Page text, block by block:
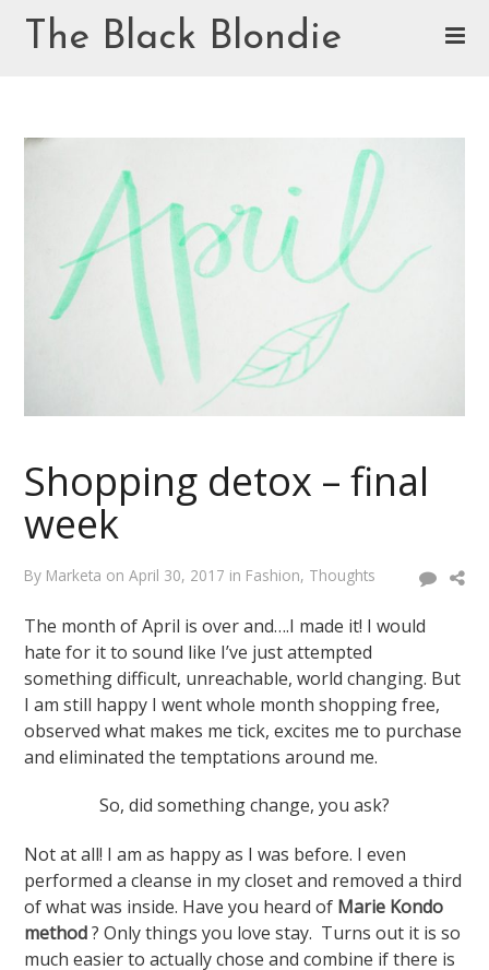
The Black Blondie
Shopping detox – final
week
By Marketa onApril 30, 2017 in Fashion, Thoughts
The month of April is over and….I made it! I would
hate for it to sound like I’ve just attempted
something difficult, unreachable, world changing. But
I am still happy I went whole month shopping free,
observed what makes me tick, excites me to purchase
and eliminated the temptations around me.
So, did something change, you ask?
Not at all! I am as happy as I was before. I even
performed a cleanse in my closet and removed a third
of what was inside. Have you heard of Marie Kondo
method ? Only things you love stay. Turns out it is so
much easier to actually chose and combine if there is